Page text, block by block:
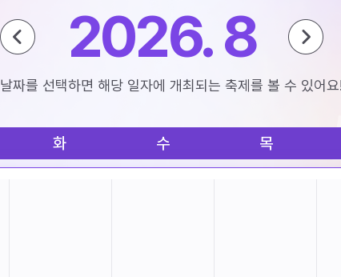
2026. 8
날짜를 선택하면 해당 일자에 개최되는 축제를 볼 수 있어
화 수 목